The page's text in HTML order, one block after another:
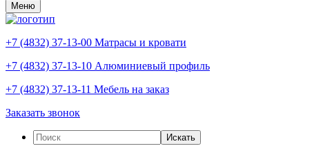
Меню
+7 (4832) 37-13-00 Матрасы и кровати
+7 (4832) 37-13-10 Алюминиевый профиль
+7 (4832) 37-13-11 Мебель на заказ
Заказать звонок
Искать